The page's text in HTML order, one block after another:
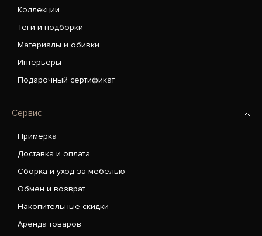
Коллекции
Теги и подборки
Материалы и обивки
Интерьеры
Подарочный сертификат
Сервис
Примерка
Доставка и оплата
Сборка и уход за мебелью
Обмен и возврат
Накопительные скидки
Аренда товаров